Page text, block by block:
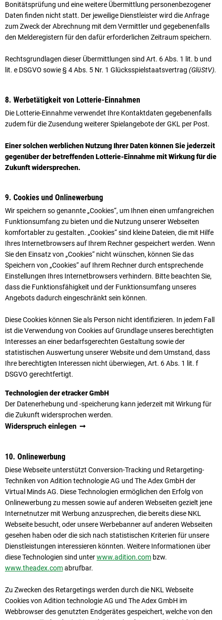
Bonitätsprüfung und eine weitere Übermittlung personenbezogener
Daten finden nicht statt. Der jeweilige Dienstleister wird die Anfrage
zum Zweck der Abrechnung mit dem Vermittler und gegebenenfalls
den Melderegistern für den dafür erforderlichen Zeitraum speichern.
Rechtsgrundlagen dieser Übermittlungen sind Art. 6 Abs. 1 lit. b und
lit. e DSGVO sowie § 4 Abs. 5 Nr. 1 Glücksspielstaatsvertrag (GlüStV).
8. Werbetätigkeit von Lotterie-Einnahmen
Die Lotterie-Einnahme verwendet Ihre Kontaktdaten gegebenenfalls
zudem für die Zusendung weiterer Spielangebote der GKL per Post.
Einer solchen werblichen Nutzung Ihrer Daten können Sie jederzeit
gegenüber der betreffenden Lotterie-Einnahme mit Wirkung für die
Zukunft widersprechen.
9. Cookies und Onlinewerbung
Wir speichern so genannte „Cookies“, um Ihnen einen umfangreichen
Funktionsumfang zu bieten und die Nutzung unserer Webseiten
komfortabler zu gestalten. „Cookies“ sind kleine Dateien, die mit Hilfe
Ihres Internetbrowsers auf Ihrem Rechner gespeichert werden. Wenn
Sie den Einsatz von „Cookies“ nicht wünschen, können Sie das
Speichern von „Cookies“ auf Ihrem Rechner durch entsprechende
Einstellungen Ihres Internetbrowsers verhindern. Bitte beachten Sie,
dass die Funktionsfähigkeit und der Funktionsumfang unseres
Angebots dadurch eingeschränkt sein können.
Diese Cookies können Sie als Person nicht identifizieren. In jedem Fall
ist die Verwendung von Cookies auf Grundlage unseres berechtigten
Interesses an einer bedarfsgerechten Gestaltung sowie der
statistischen Auswertung unserer Website und dem Umstand, dass
Ihre berechtigten Interessen nicht überwiegen, Art. 6 Abs. 1 lit. f
DSGVO gerechtfertigt.
Technologien der etracker GmbH
Der Datenerhebung und -speicherung kann jederzeit mit Wirkung für
die Zukunft widersprochen werden.
Widerspruch einlegen
10. Onlinewerbung
Diese Webseite unterstützt Conversion-Tracking und Retargeting-
Techniken von Adition technologie AG und The Adex GmbH der
Virtual Minds AG. Diese Technologien ermöglichen den Erfolg von
Onlinewerbung zu messen sowie auf anderen Webseiten gezielt jene
Internetnutzer mit Werbung anzusprechen, die bereits diese NKL
Webseite besucht, oder unsere Werbebanner auf anderen Webseiten
gesehen haben oder die sich nach statistischen Kriterien für unsere
Dienstleistungen interessieren könnten. Weitere Informationen über
diese Technologien sind unterwww.adition.com bzw.
www.theadex.comabrufbar.
Zu Zwecken des Retargetings werden durch die NKL Webseite
Cookies von Adition technologie AG und The Adex GmbH im
Webbrowser des genutzten Endgerätes gespeichert, welche von den